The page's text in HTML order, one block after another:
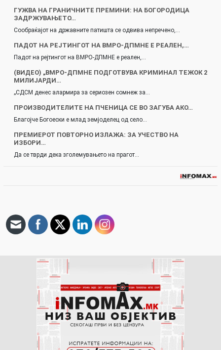
ГУЖВА НА ГРАНИЧНИТЕ ПРЕМИНИ: НА БОГОРОДИЦА
ЗАДРЖУВАЊЕТО…
Сообраќајот на државните патишта се одвива непречено,…
ПАДОТ НА РЕЈТИНГОТ НА ВМРО-ДПМНЕ Е РЕАЛЕН,…
Падот на рејтингот на ВМРО-ДПМНЕ е реален,…
(ВИДЕО) „ВМРО-ДПМНЕ ПОДГОТВУВА КРИМИНАЛ ТЕЖОК 2
МИЛИЈАРДИ…
„СДСМ денес алармира за сериозен сомнеж за…
ПРОИЗВОДИТЕЛИТЕ НА ПЧЕНИЦА СЕ ВО ЗАГУБА АКО…
Благојче Богоески е млад земјоделец од село…
ПРЕМИЕРОТ ПОВТОРНО ИЗЛАЖА: ЗА УЧЕСТВО НА
ИЗБОРИ…
Да се тврди дека зголемувањето на прагот…